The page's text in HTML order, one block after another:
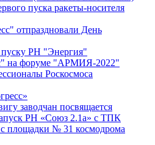
пуска ракеты-носителя
отпраздновали День
пуску РН "Энергия"
на форуме "АРМИЯ-2022"
Роскосмоса
заводчан посвящается
РН «Союз 2.1а» с ТПК
площадки № 31 космодрома